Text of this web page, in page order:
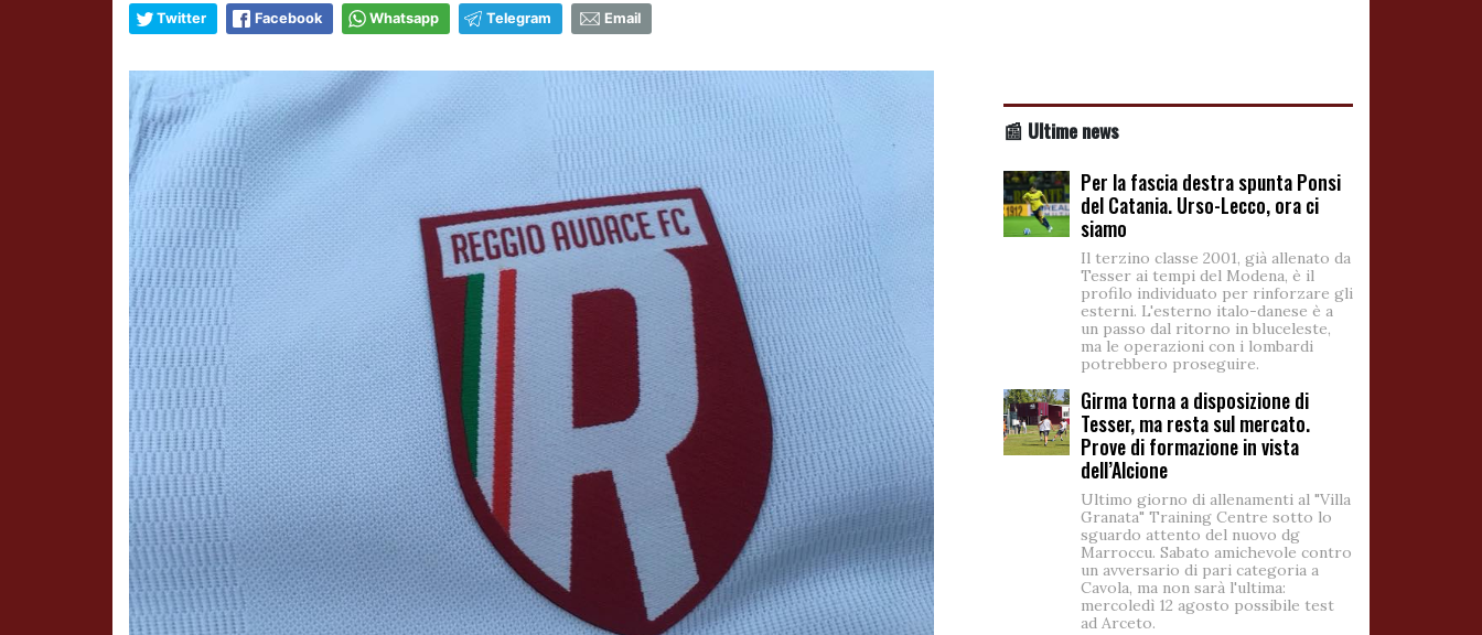
Twitter Facebook Whatsapp Telegram Email
📰 Ultime news
Per la fascia destra spunta Ponsi
del Catania. Urso-Lecco, ora ci
siamo
Il terzino classe 2001, già allenato da
Tesser ai tempi del Modena, è il
profilo individuato per rinforzare gli
esterni. L'esterno italo-danese è a
un passo dal ritorno in bluceleste,
ma le operazioni con i lombardi
potrebbero proseguire.
Girma torna a disposizione di
Tesser, ma resta sul mercato.
Prove di formazione in vista
dell’Alcione
Ultimo giorno di allenamenti al "Villa
Granata" Training Centre sotto lo
sguardo attento del nuovo dg
Marroccu. Sabato amichevole contro
un avversario di pari categoria a
Cavola, ma non sarà l'ultima:
mercoledì 12 agosto possibile test
ad Arceto.